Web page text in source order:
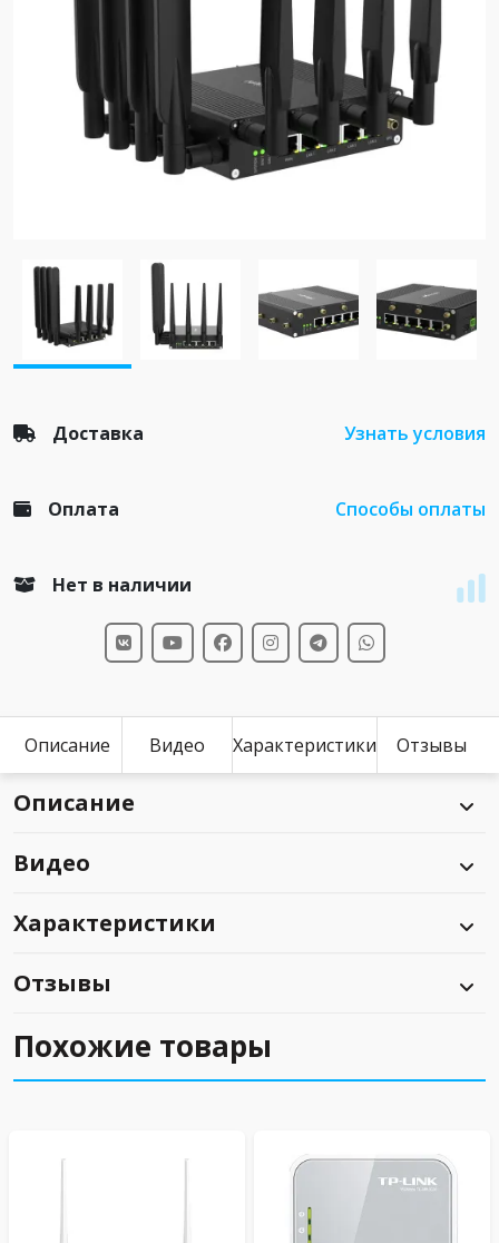
Доставка Узнать условия
Оплата Способы оплаты
Нет в наличии
Описание Видео Характеристики Отзывы
Описание
Видео
Характеристики
Отзывы
Похожие товары